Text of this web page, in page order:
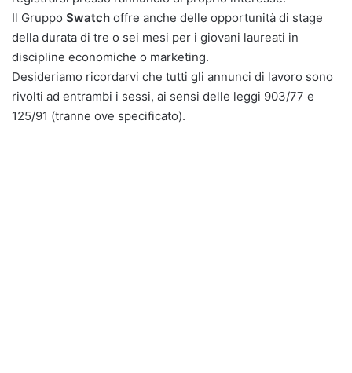
Il Gruppo Swatch offre anche delle opportunità di stage
della durata di tre o sei mesi per i giovani laureati in
discipline economiche o marketing.
Desideriamo ricordarvi che tutti gli annunci di lavoro sono
rivolti ad entrambi i sessi, ai sensi delle leggi 903/77 e
125/91 (tranne ove specificato).